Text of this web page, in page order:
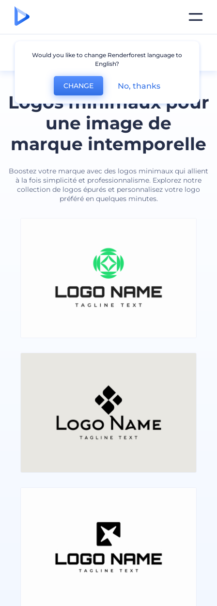
Logos minimaux pour
une image de
marque intemporelle
Boostez votre marque avec des logos minimaux qui allient
à la fois simplicité et professionnalisme. Explorez notre
collection de logos épurés et personnalisez votre logo
préféré en quelques minutes.
Minimal
Would you like to change Renderforest language to
English?
CHANGE No, thanks